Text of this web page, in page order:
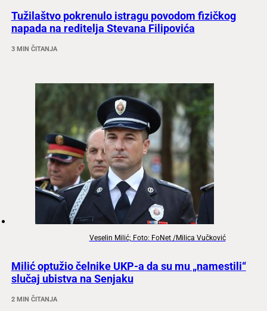
Tužilaštvo pokrenulo istragu povodom fizičkog
napada na reditelja Stevana Filipovića
3 MIN ČITANJA
Veselin Milić; Foto: FoNet /Milica Vučković
Milić optužio čelnike UKP-a da su mu „namestili“
slučaj ubistva na Senjaku
2 MIN ČITANJA